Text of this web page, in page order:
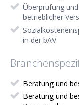
Überprüfung
betrieblicher
in der bAV
Beratung und
Beratung und